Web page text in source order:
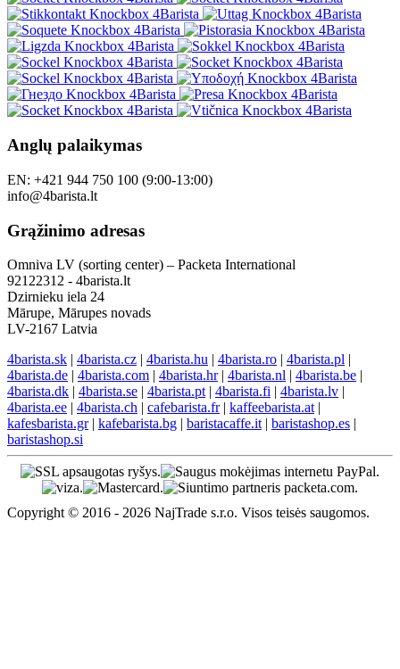
Anglų palaikymas
EN: +421 944 750 100 (9:00-13:00)
info@4barista.lt
Grąžinimo adresas
Omniva LV (sorting center) – Packeta International
92122312 - 4barista.lt
Dzirnieku iela 24
Mārupe, Mārupes novads
LV-2167 Latvia
4barista.sk | 4barista.cz | 4barista.hu | 4barista.ro | 4barista.pl |
4barista.de | 4barista.com | 4barista.hr| 4barista.nl | 4barista.be |
4barista.dk | 4barista.se | 4barista.pt | 4barista.fi | 4barista.lv |
4barista.ee | 4barista.ch | cafebarista.fr| kaffeebarista.at |
kafesbarista.gr| kafebarista.bg | baristacaffe.it | baristashop.es |
baristashop.si
Copyright © 2016 - 2026 NajTrade s.r.o. Visos teisės saugomos.